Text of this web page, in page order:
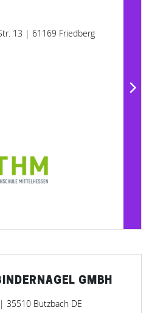
13 | 61169 Friedberg
GMBH
| 35510 Butzbach DE